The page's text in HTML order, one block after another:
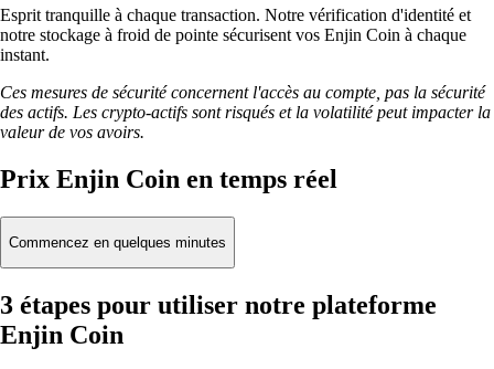
Esprit tranquille à chaque transaction. Notre vérification d'identité et
notre stockage à froid de pointe sécurisent vos Enjin Coin à chaque
instant.
Ces mesures de sécurité concernent l'accès au compte, pas la sécurité
des actifs. Les crypto-actifs sont risqués et la volatilité peut impacter la
valeur de vos avoirs.
Prix Enjin Coin en temps réel
Commencez en quelques minutes
3 étapes pour utiliser notre plateforme
Enjin Coin